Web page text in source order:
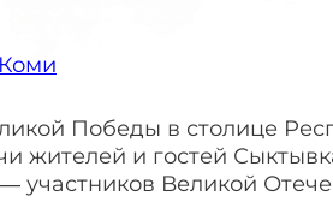
Коми
Победы в столице
жителей и гостей
участников Великой